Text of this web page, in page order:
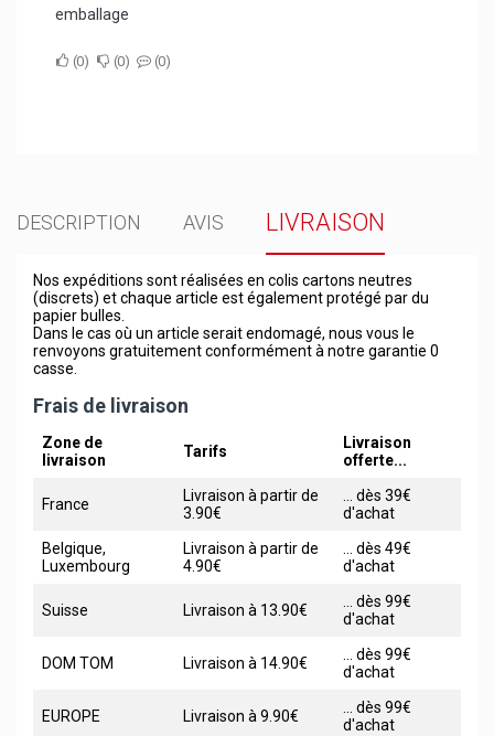
emballage
0 0 0
DESCRIPTION AVIS LIVRAISON
Nos expéditions sont réalisées en colis cartons neutres
(discrets) et chaque article est également protégé par du
papier bulles.
Dans le cas où un article serait endomagé, nous vous le
renvoyons gratuitement conformément à notre garantie 0
casse.
Frais de livraison
Zone de
livraison
Tarifs
Livraison
offerte...
France
Livraison à partir de
3.90€
... dès 39€
d'achat
Belgique,
Luxembourg
Livraison à partir de
4.90€
... dès 49€
d'achat
Suisse Livraison à 13.90€
... dès 99€
d'achat
DOM TOM Livraison à 14.90€
... dès 99€
d'achat
EUROPE Livraison à 9.90€
... dès 99€
d'achat